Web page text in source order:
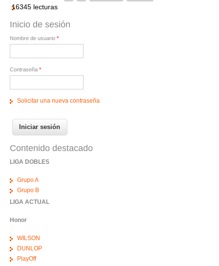
16345 lecturas
Inicio de sesión
Nombre de usuario *
Contraseña *
Solicitar una nueva contraseña
Contenido destacado
LIGA DOBLES
Grupo A
Grupo B
LIGA ACTUAL
Honor
WILSON
DUNLOP
PlayOff